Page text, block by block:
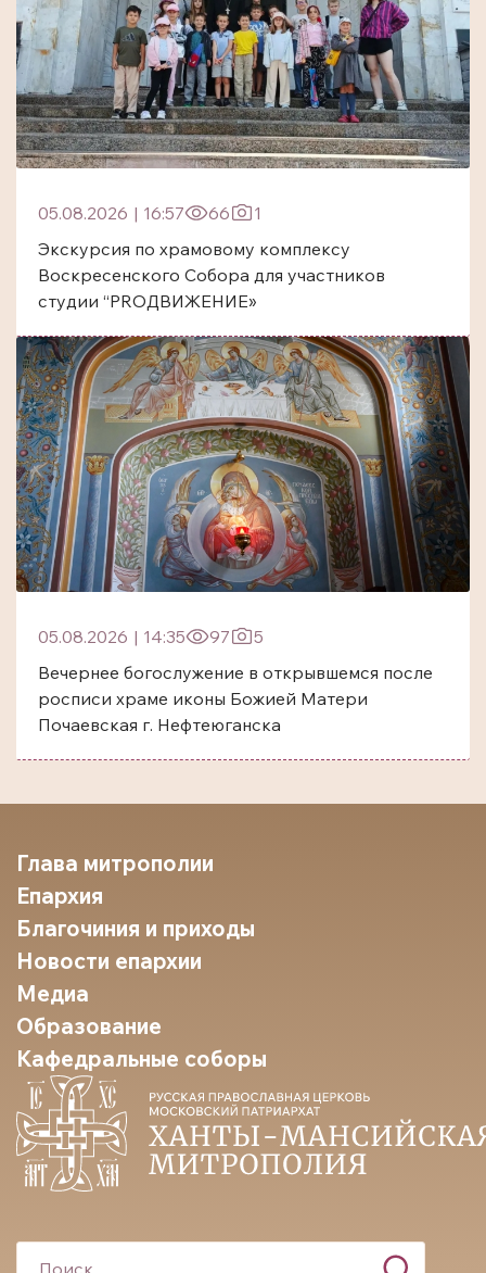
05.08.2026 | 16:57 66
1
Экскурсия по храмовому комплексу
Воскресенского Собора для участников
студии “PROДВИЖЕНИЕ»
05.08.2026 | 14:35 97
5
Вечернее богослужение в открывшемся после
росписи храме иконы Божией Матери
Почаевская г. Нефтеюганска
Глава митрополии
Епархия
Благочиния и приходы
Новости епархии
Медиа
Образование
Кафедральные соборы